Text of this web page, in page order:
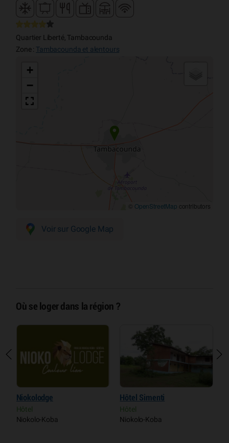
Quartier Liberté, Tambacounda
Zone : Tambacounda et alentours
+
−
OpenStreetMap contributors
Voir sur Google Map
Où se loger dans la région ?
Hôtel Simenti
Hôtel
Niokolo-Koba
Le Bédik de Kédougou
Hôtel
Kédougou